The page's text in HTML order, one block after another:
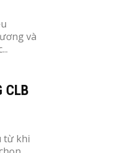
và
CLB
từ khi